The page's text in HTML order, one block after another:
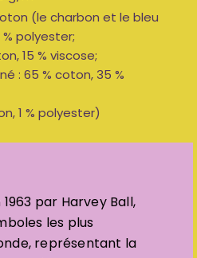
(le charbon et le bleu
polyester;
15 % viscose;
: 65 % coton, 35 %
1 % polyester)
par Harvey Ball,
les plus
représentant la